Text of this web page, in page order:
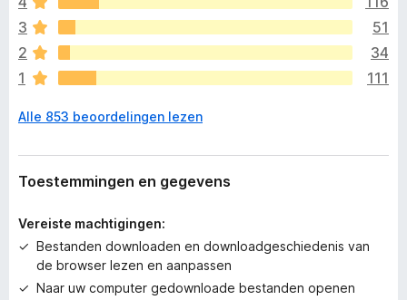
i
j
n
n
o
g
e
n
a
r
e
3
51
2
34
1
111
Alle 853 beoordelingen lezen
Toestemmingen en gegevens
Vereiste machtigingen:
Bestanden downloaden en downloadgeschiedenis van
de browser lezen en aanpassen
Naar uw computer gedownloade bestanden openen